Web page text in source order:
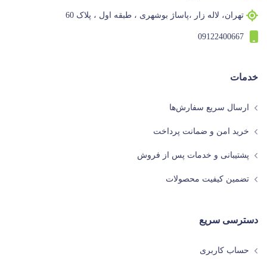
تهران، لاله زار ،پاساژ بوشهری ، طبقه اول ، پلاک 60
09122400667
خدمات
ارسال سریع سفارش‌ها
خرید امن و ضمانت پرداخت
پشتیبانی و خدمات پس از فروش
تضمین کیفیت محصولات
دسترسی سریع
حساب کاربری